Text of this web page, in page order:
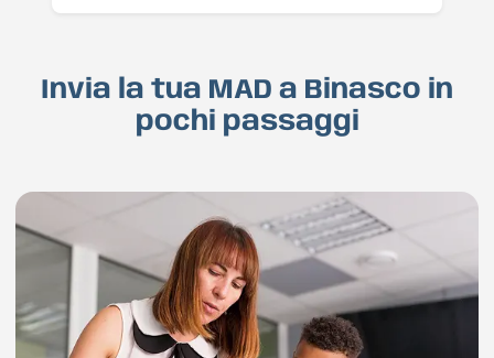
Invia la tua MAD a Binasco in
pochi passaggi